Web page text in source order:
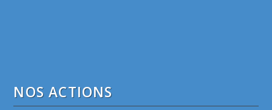
NOS ACTIONS